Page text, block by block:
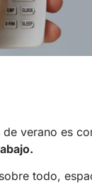
verano es
todo,